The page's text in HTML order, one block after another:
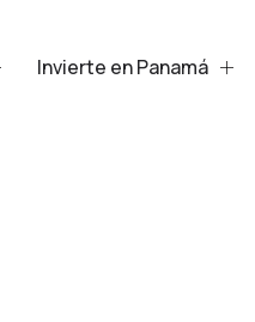
Invierte en Panamá